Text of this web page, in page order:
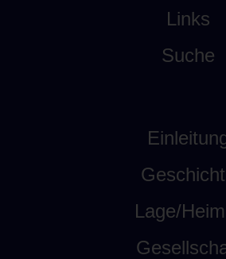
Links
Suche
Lage/